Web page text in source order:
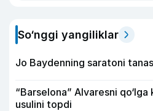
So‘nggi yangiliklar
Jo Baydenning saratoni
“Barselona” Alvaresni
usulini topdi